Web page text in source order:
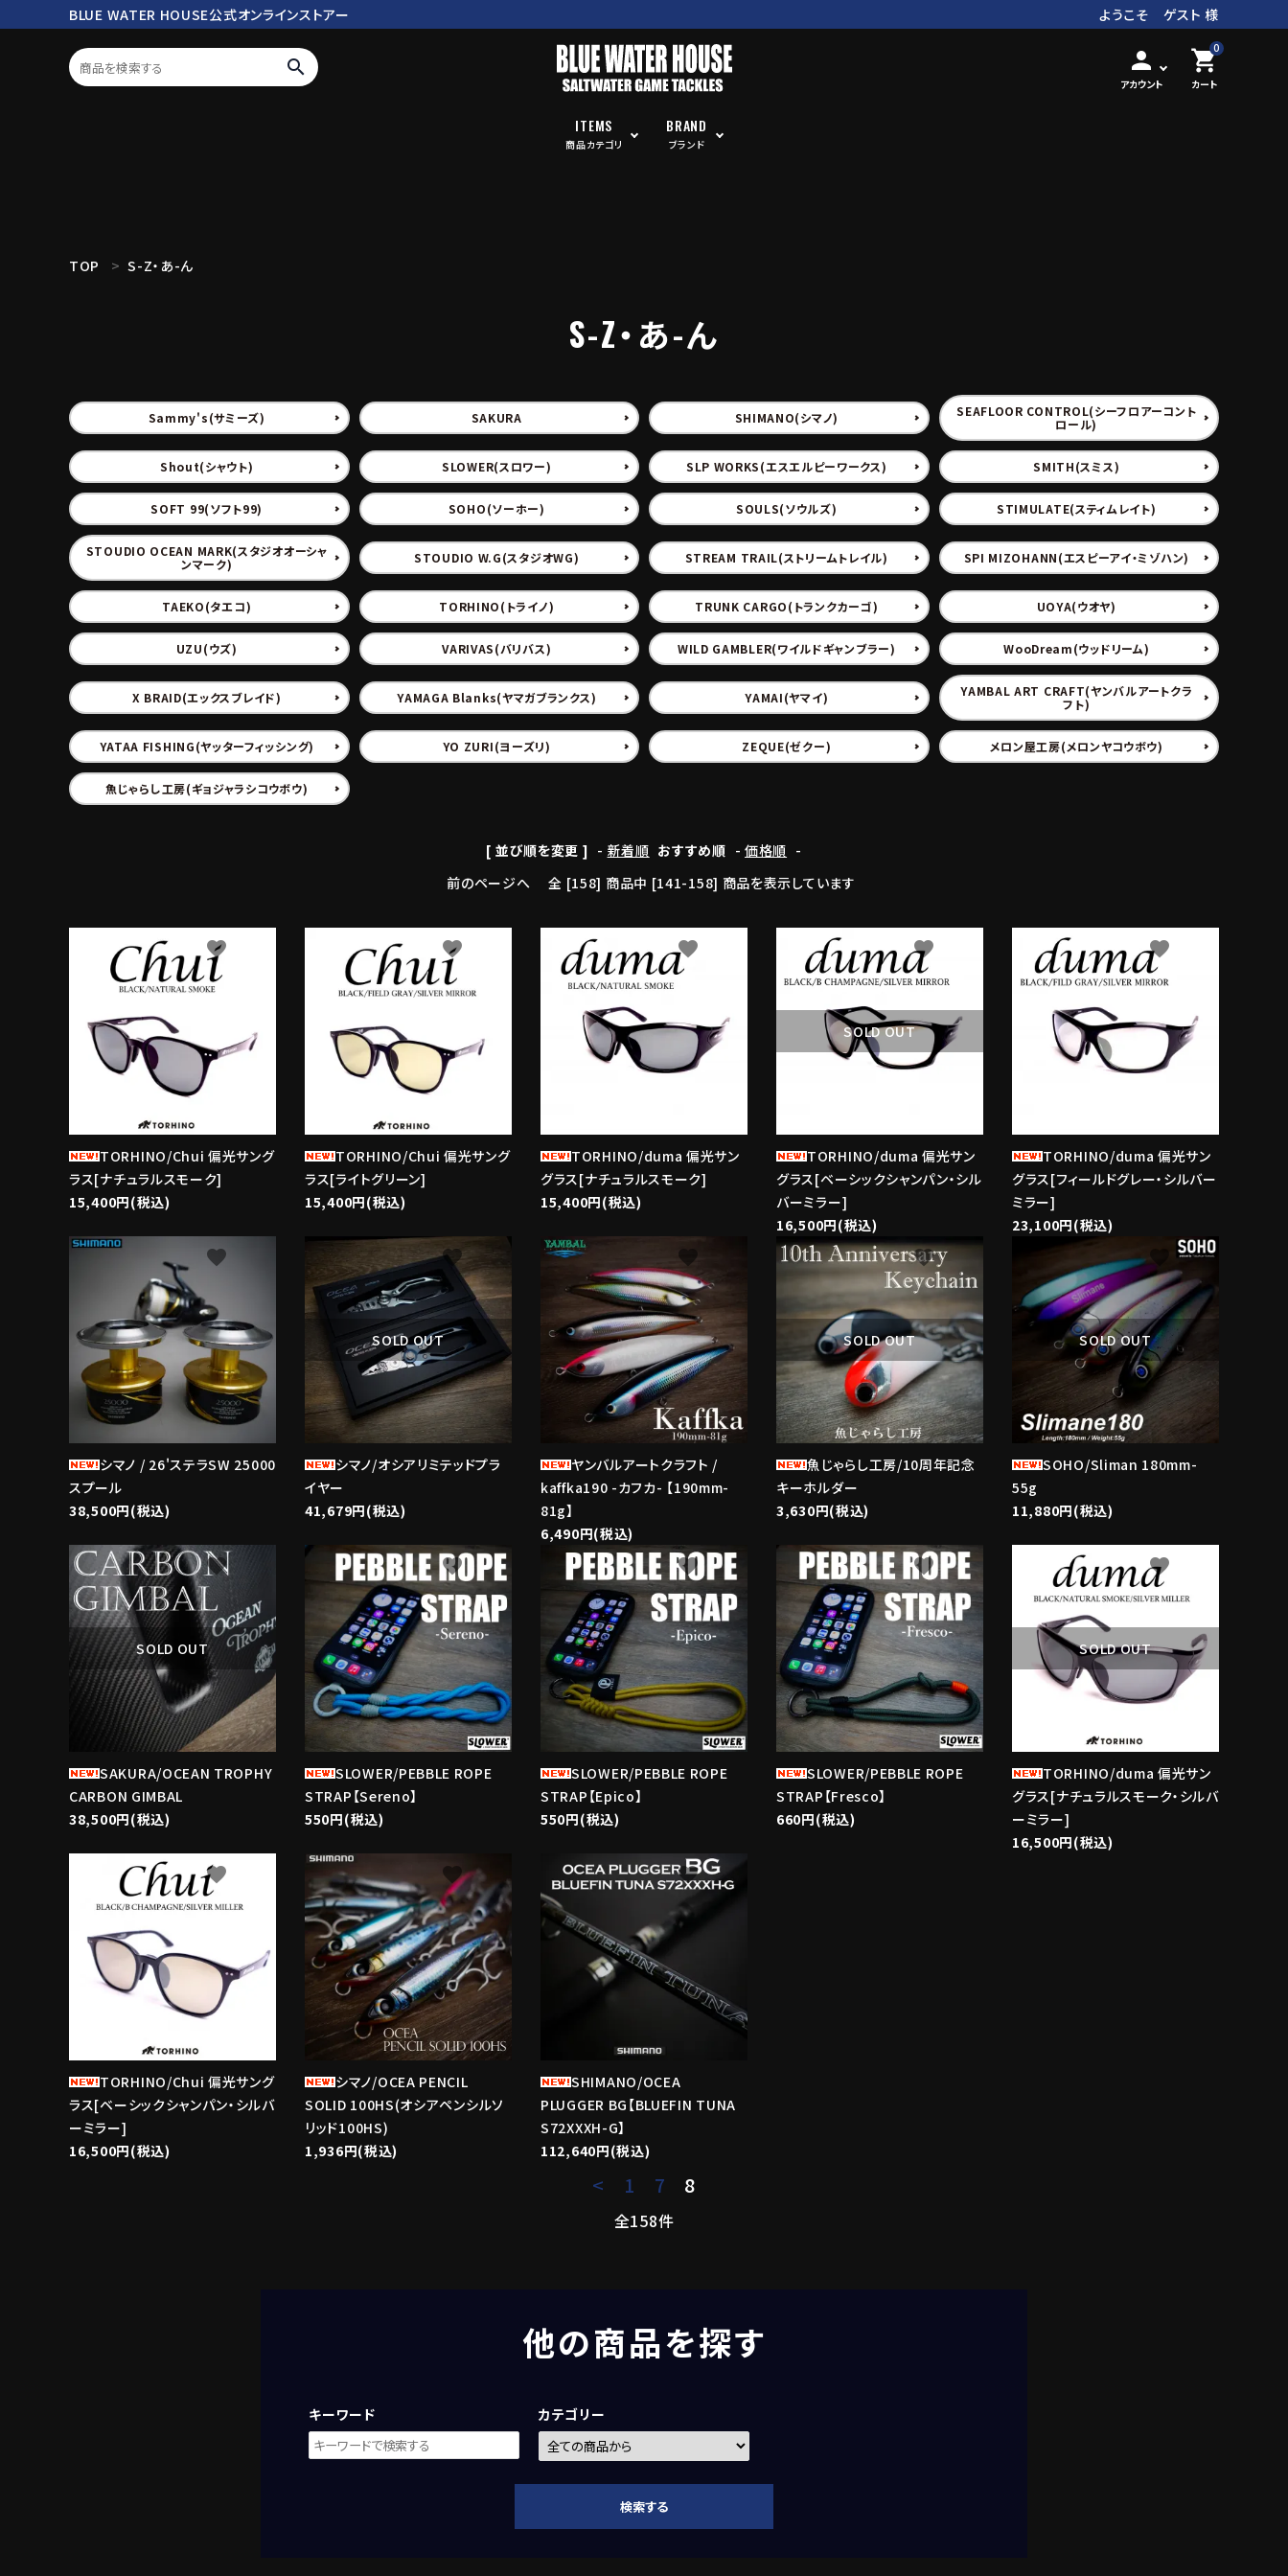
BLUE WATER HOUSE公式オンラインストアー ようこそ ゲスト 様
search person
アカウント
0
shopping_cart
カート
ITEMS
商品カテゴリ
BRAND
ブランド
商品カテゴリ
TOP S-Z・あ-ん
S-Z・あ-ん
Sammy's(サミーズ) SAKURA SHIMANO(シマノ)
SEAFLOOR CONTROL(シーフロアーコント
ロール)
Shout(シャウト) SLOWER(スロワー) SLP WORKS(エスエルピーワークス) SMITH(スミス)
SOFT 99(ソフト99) SOHO(ソーホー) SOULS(ソウルズ) STIMULATE(スティムレイト)
STOUDIO OCEAN MARK(スタジオオーシャ
ンマーク)
STOUDIO W.G(スタジオWG) STREAM TRAIL(ストリームトレイル) SPI MIZOHANN(エスピーアイ・ミゾハン)
TAEKO(タエコ) TORHINO(トライノ) TRUNK CARGO(トランクカーゴ) UOYA(ウオヤ)
UZU(ウズ) VARIVAS(バリバス) WILD GAMBLER(ワイルドギャンブラー) WooDream(ウッドリーム)
X BRAID(エックスブレイド) YAMAGA Blanks(ヤマガブランクス) YAMAI(ヤマイ)
YAMBAL ART CRAFT(ヤンバルアートクラ
フト)
YATAA FISHING(ヤッターフィッシング) YO ZURI(ヨーズリ) ZEQUE(ゼクー) メロン屋工房(メロンヤコウボウ)
魚じゃらし工房(ギョジャラシコウボウ)
[ 並び順を変更 ] - 新着順 おすすめ順 - 価格順 -
前のページへ
全 [158] 商品中 [141-158] 商品を表示しています
TORHINO/Chui 偏光サング
ラス[ナチュラルスモーク]
15,400円(税込)
favorite
TORHINO/Chui 偏光サング
ラス[ライトグリーン]
15,400円(税込)
favorite
TORHINO/duma 偏光サン
グラス[ナチュラルスモーク]
15,400円(税込)
favorite
SOLD OUT
TORHINO/duma 偏光サン
グラス[ベーシックシャンパン・シル
バーミラー]
16,500円(税込)
favorite
TORHINO/duma 偏光サン
グラス[フィールドグレー・シルバー
ミラー]
23,100円(税込)
favorite
シマノ / 26'ステラSW 25000
スプール
38,500円(税込)
favorite
SOLD OUT
シマノ/オシアリミテッドプラ
イヤー
41,679円(税込)
favorite
ヤンバルアートクラフト /
kaffka190 -カフカ- 【190mm-
81g】
6,490円(税込)
favorite
SOLD OUT
魚じゃらし工房/10周年記念
キーホルダー
3,630円(税込)
favorite
SOLD OUT
SOHO/Sliman 180mm-
55g
11,880円(税込)
SOLD OUT
SAKURA/OCEAN TROPHY
CARBON GIMBAL
38,500円(税込)
favorite
SLOWER/PEBBLE ROPE
STRAP【Sereno】
550円(税込)
favorite
SLOWER/PEBBLE ROPE
STRAP【Epico】
550円(税込)
favorite
SLOWER/PEBBLE ROPE
STRAP【Fresco】
660円(税込)
favorite
SOLD OUT
TORHINO/duma 偏光サン
グラス[ナチュラルスモーク・シルバ
ーミラー]
16,500円(税込)
favorite
TORHINO/Chui 偏光サング
ラス[ベーシックシャンパン・シルバ
ーミラー]
16,500円(税込)
favorite
シマノ/OCEA PENCIL
SOLID 100HS(オシアペンシルソ
リッド100HS)
1,936円(税込)
favorite
SHIMANO/OCEA
PLUGGER BG【BLUEFIN TUNA
S72XXXH-G】
112,640円(税込)
favorite
< 1 7 8
全158件
他の商品を探す
キーワード カテゴリー
検索する